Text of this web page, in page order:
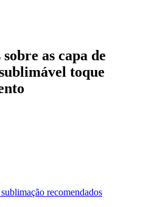
as capa de
toque
recomendados